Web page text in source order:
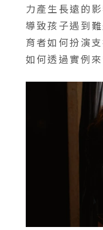
力產生長遠的
導致孩子遇到
育者如何扮演
如何透過實例